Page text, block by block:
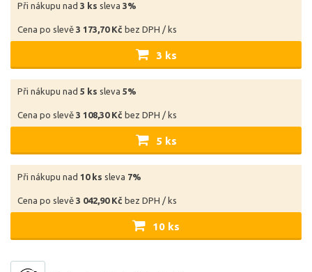
Při nákupu nad 3 ks sleva 3%
Cena po slevě 3 173,70 Kč bez DPH / ks
3 ks
Při nákupu nad 5 ks sleva 5%
Cena po slevě 3 108,30 Kč bez DPH / ks
5 ks
Při nákupu nad 10 ks sleva 7%
Cena po slevě 3 042,90 Kč bez DPH / ks
10 ks